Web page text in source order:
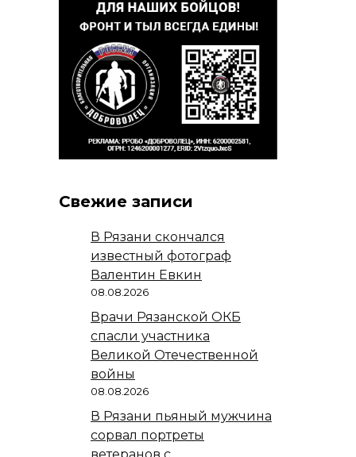
Свежие записи
В Рязани скончался
известный фотограф
Валентин Евкин
08.08.2026
Врачи Рязанской ОКБ
спасли участника
Великой Отечественной
войны
08.08.2026
В Рязани пьяный мужчина
сорвал портреты
ветеранов с